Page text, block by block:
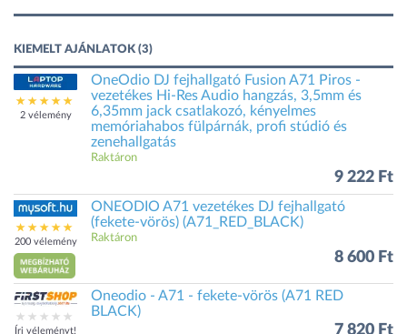
KIEMELT AJÁNLATOK (3)
2 vélemény
OneOdio DJ fejhallgató Fusion A71 Piros -
vezetékes Hi-Res Audio hangzás, 3,5mm és
6,35mm jack csatlakozó, kényelmes
memóriahabos fülpárnák, profi stúdió és
zenehallgatás
Raktáron
9 222 Ft
200 vélemény
ONEODIO A71 vezetékes DJ fejhallgató
(fekete-vörös) (A71_RED_BLACK)
Raktáron
8 600 Ft
Írj véleményt!
Oneodio - A71 - fekete-vörös (A71 RED
BLACK)